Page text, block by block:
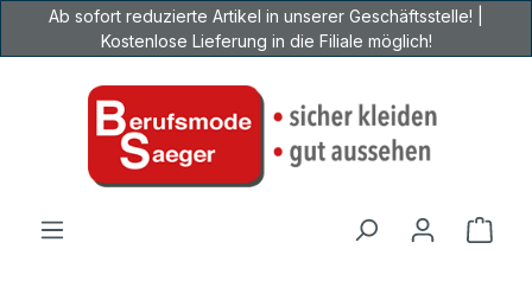
Zum Hauptinhalt springen
Ab sofort reduzierte Artikel in unserer Geschäftsstelle! |
Kostenlose Lieferung in die Filiale möglich!